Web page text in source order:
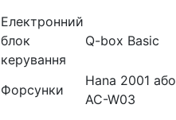
Електронний
блок
керування
Q-box Basic
Форсунки
Hana 2001 або
AC-W03